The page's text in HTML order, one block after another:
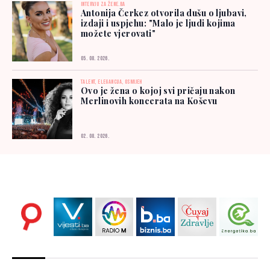
INTERVJU ZA ŽENE.BA
Antonija Čerkez otvorila dušu o ljubavi,
izdaji i uspjehu: "Malo je ljudi kojima
možete vjerovati"
05. 08. 2026.
TALENT, ELEGANCIJA, OSMIJEH
Ovo je žena o kojoj svi pričaju nakon
Merlinovih koncerata na Koševu
02. 08. 2026.